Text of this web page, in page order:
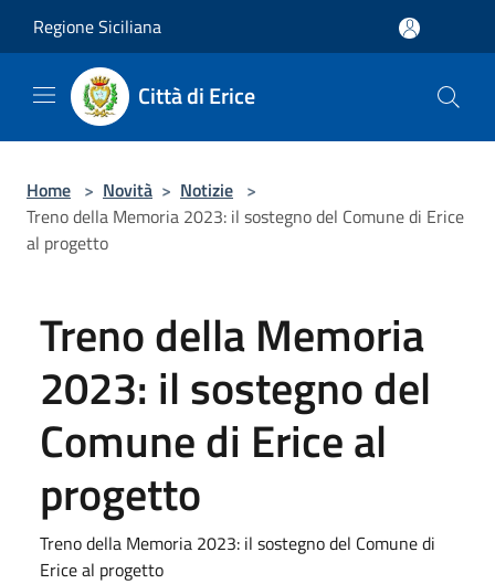
Regione Siciliana
Città di Erice
Home > Novità > Notizie >
Treno della Memoria 2023: il sostegno del Comune di Erice
al progetto
Treno della Memoria
2023: il sostegno del
Comune di Erice al
progetto
Treno della Memoria 2023: il sostegno del Comune di
Erice al progetto